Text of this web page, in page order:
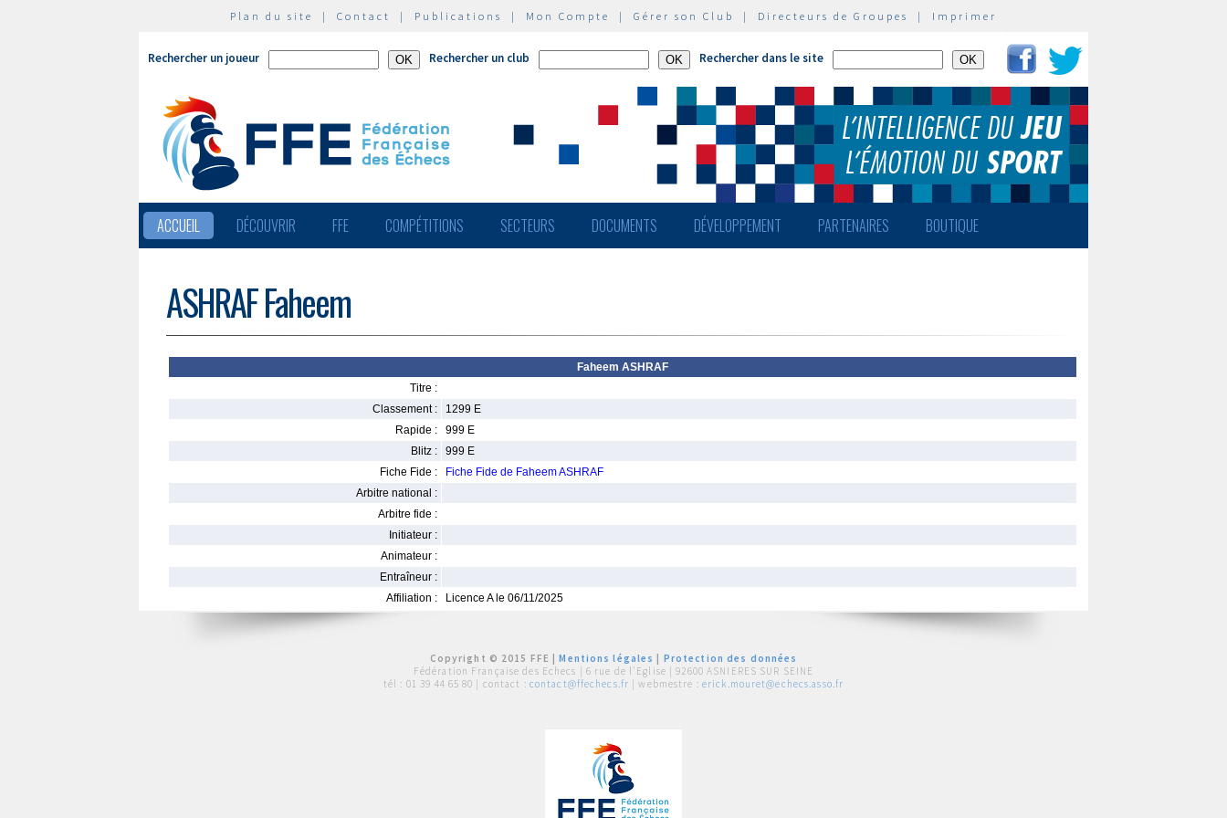
Plan du site | Contact | Publications | Mon Compte | Gérer son Club | Directeurs de Groupes | Imprimer
Rechercher un joueur Rechercher un club Rechercher dans le site
ACCUEIL DÉCOUVRIR FFE COMPÉTITIONS SECTEURS DOCUMENTS DÉVELOPPEMENT PARTENAIRES BOUTIQUE
ASHRAF Faheem
Faheem ASHRAF
Titre :
Classement :
1299 E
Rapide :
999 E
Blitz :
999 E
Fiche Fide :
Fiche Fide de Faheem ASHRAF
Arbitre national :
Arbitre fide :
Initiateur :
Animateur :
Entraîneur :
Affiliation :
Licence A le 06/11/2025
Copyright © 2015 FFE |Mentions légales
Protection des données
Fédération Française des Echecs | 6 rue de l'Eglise | 92600 ASNIERES SUR SEINE
tél : 01 39 44 65 80 | contact : contact@ffechecs.fr | webmestre : erick.mouret@echecs.asso.fr